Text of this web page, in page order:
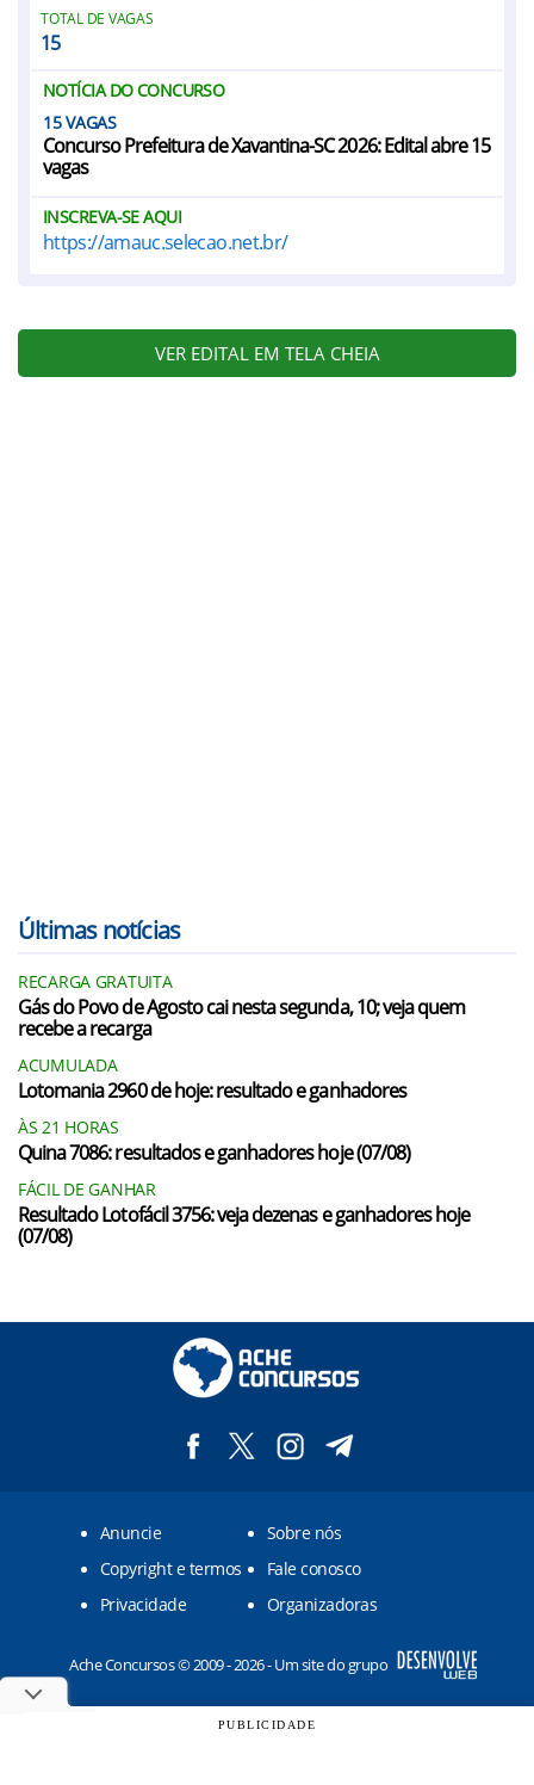
TOTAL DE VAGAS
15
NOTÍCIA DO CONCURSO
15
Concurso Prefeitura de Xavantina-SC 2026: Edital abre 15
vagas
INSCREVA-SE AQUI
https://amauc.selecao.net.br/
VER EDITAL EM TELA CHEIA
Últimas notícias
RECARGA GRATUITA
Gás do Povo de Agosto cai nesta segunda, 10; veja quem
recebe a recarga
ACUMULADA
Lotomania 2960 de hoje: resultado e ganhadores
ÀS 21 HORAS
Quina 7086: resultados e ganhadores hoje (07/08)
FÁCIL DE GANHAR
Resultado Lotofácil 3756: veja dezenas e ganhadores hoje
(07/08)
Anuncie
Sobre nós
Copyright e termos
Fale conosco
Privacidade
Organizadoras
Ache Concursos © 2009 - 2026 - Um site do grupo
PUBLICIDADE